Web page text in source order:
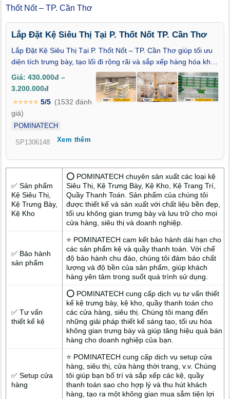
Thốt Nốt – TP. Cần Thơ
Lắp Đặt Kệ Siêu Thị Tại P. Thốt Nốt TP. Cần Thơ
Lắp Đặt Kệ Siêu Thị Tại P. Thốt Nốt – TP. Cần Thơ giúp tối ưu
diện tích trưng bày, tạo lối đi rộng rãi và sắp xếp hàng hóa khoa
học hơn. Khi không gian cửa hàng được bố trí hợp lý, khách
hàng sẽ dễ dàng tìm kiếm sản phẩm, tăng thời gian tham quan
và thúc đẩy quyết định mua hàng. Đồng thời, một hệ thống kệ
hiện đại còn góp phần tạo dựng hình ảnh chuyên nghiệp, nâng
cao uy tín và khả năng cạnh tranh của cửa hàng trong khu vực.
Giá: 430.000đ –
3.200.000đ
⭐⭐⭐⭐⭐ 5/5 (1532 đánh
giá)
POMINATECH
SP1306148 Xem thêm
✅ Sản phẩm
Kệ Siêu Thị,
Kệ Trưng Bày,
Kệ Kho
⭕ POMINATECH chuyên sản xuất các loại kệ
Siêu Thị, Kệ Trưng Bày, Kệ Kho, Kệ Trang Trí,
Quầy Thanh Toán. Sản phẩm của chúng tôi
được thiết kế và sản xuất với chất liệu bền đẹp,
tối ưu không gian trưng bày và lưu trữ cho mọi
cửa hàng, siêu thị và doanh nghiệp.
✅ Bảo hành
sản phẩm
⭐ POMINATECH cam kết bảo hành dài hạn cho
các sản phẩm kệ và quầy thanh toán. Với chế
độ bảo hành chu đáo, chúng tôi đảm bảo chất
lượng và độ bền của sản phẩm, giúp khách
hàng yên tâm trong suốt quá trình sử dụng.
✅ Tư vấn
thiết kế kệ
⭕ POMINATECH cung cấp dịch vụ tư vấn thiết
kế kệ trưng bày, kệ kho, quầy thanh toán cho
các cửa hàng, siêu thị. Chúng tôi mang đến
những giải pháp thiết kế sáng tạo, tối ưu hóa
không gian trưng bày và giúp tăng hiệu quả bán
hàng cho doanh nghiệp của bạn.
✅ Setup cửa
hàng
⭐ POMINATECH cung cấp dịch vụ setup cửa
hàng, siêu thị, cửa hàng thời trang, v.v. Chúng
tôi giúp bạn bố trí và sắp xếp các kệ, quầy
thanh toán sao cho hợp lý và thu hút khách
hàng, tạo ra một không gian mua sắm tiện lợi